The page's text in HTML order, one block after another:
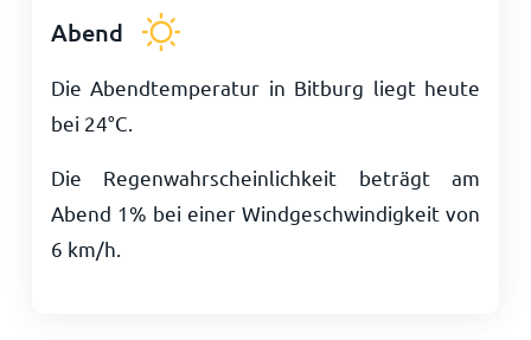
Abend
Die Abendtemperatur in Bitburg liegt heute
bei 24°C
Die Regenwahrscheinlichkeit beträgt am
Abend 1% bei einer Windgeschwindigkeit von
6 km/h